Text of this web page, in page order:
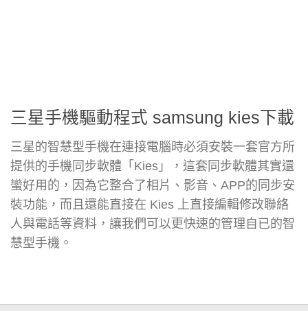
三星手機驅動程式 samsung kies下載
三星的智慧型手機在連接電腦時必須安裝一套官方所
提供的手機同步軟體「Kies」，這套同步軟體其實還
蠻好用的，因為它整合了相片、影音、APP的同步安
裝功能，而且還能直接在 Kies 上直接編輯修改聯絡
人與電話等資料，讓我們可以更快速的管理自已的智
慧型手機。